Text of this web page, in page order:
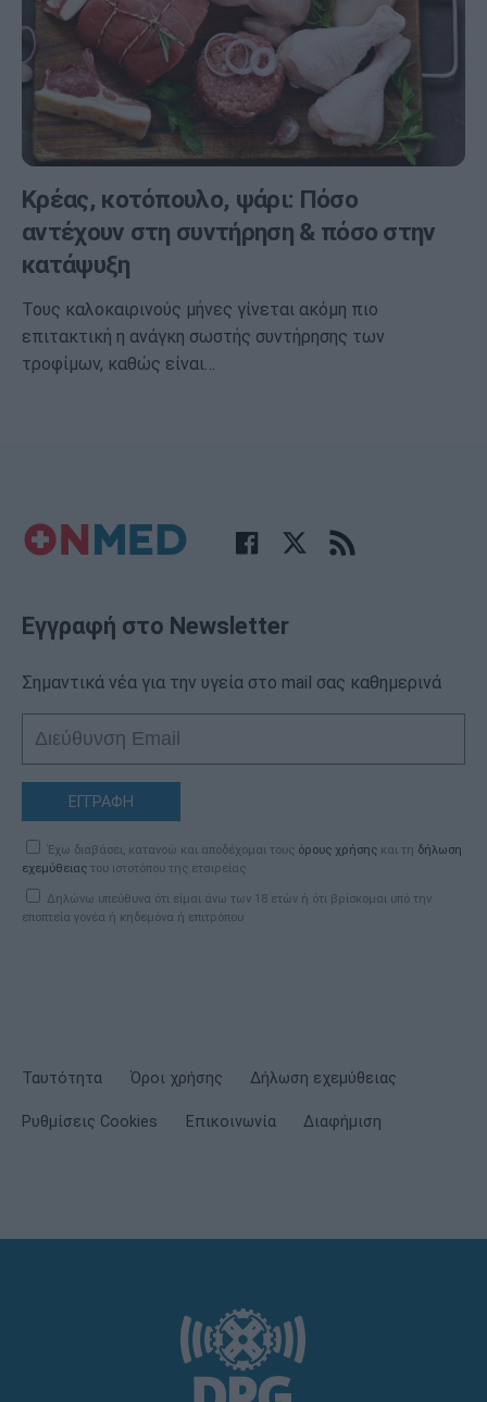
Κρέας, κοτόπουλο, ψάρι: Πόσο
αντέχουν στη συντήρηση & πόσο στην
κατάψυξη
Τους καλοκαιρινούς μήνες γίνεται ακόμη πιο
επιτακτική η ανάγκη σωστής συντήρησης των
τροφίμων, καθώς είναι…
Εγγραφή στο Newsletter
Σημαντικά νέα για την υγεία στο mail σας καθημερινά
ΕΓΓΡΑΦΗ
Έχω διαβάσει, κατανοώ και αποδέχομαι τους όρους χρήσης και τη δήλωση
εχεμύθειας του ιστοτόπου της εταιρείας
Δηλώνω υπεύθυνα ότι είμαι άνω των 18 ετών ή ότι βρίσκομαι υπό την
εποπτεία γονέα ή κηδεμόνα ή επιτρόπου
Ταυτότητα Όροι χρήσης Δήλωση εχεμύθειας
Ρυθμίσεις Cookies Επικοινωνία Διαφήμιση